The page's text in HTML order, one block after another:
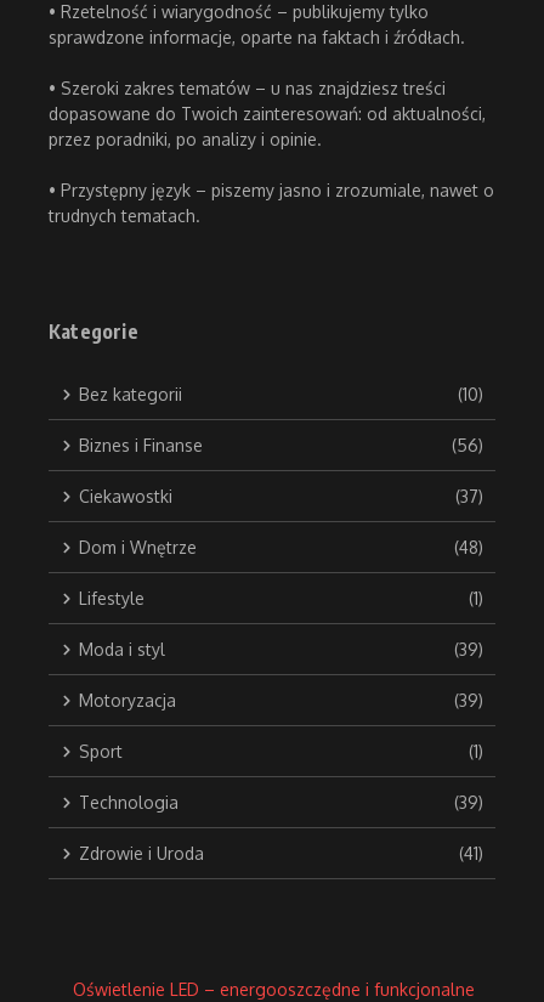
• Rzetelność i wiarygodność – publikujemy tylko
sprawdzone informacje, oparte na faktach i źródłach.
• Szeroki zakres tematów – u nas znajdziesz treści
dopasowane do Twoich zainteresowań: od aktualności,
przez poradniki, po analizy i opinie.
• Przystępny język – piszemy jasno i zrozumiale, nawet o
trudnych tematach.
Kategorie
Bez kategorii (10)
Biznes i Finanse (56)
Ciekawostki (37)
Dom i Wnętrze (48)
Lifestyle (1)
Moda i styl (39)
Motoryzacja (39)
Sport (1)
Technologia (39)
Zdrowie i Uroda (41)
Oświetlenie LED – energooszczędne i funkcjonalne